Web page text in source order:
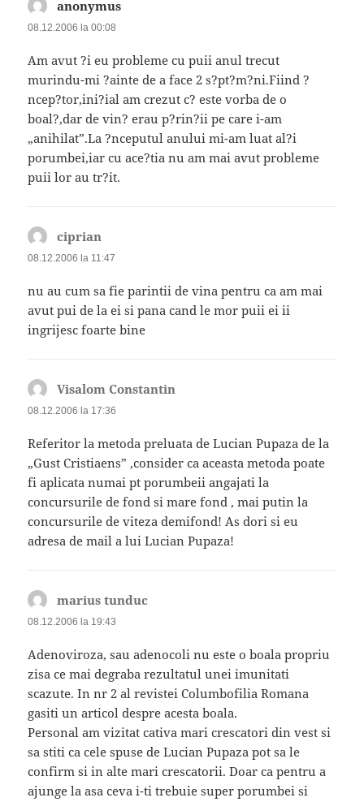
anonymus
08.12.2006 la 00:08
Am avut ?i eu probleme cu puii anul trecut
murindu-mi ?ainte de a face 2 s?pt?m?ni.Fiind ?
ncep?tor,ini?ial am crezut c? este vorba de o
boal?,dar de vin? erau p?rin?ii pe care i-am
„anihilat”.La ?nceputul anului mi-am luat al?i
porumbei,iar cu ace?tia nu am mai avut probleme
puii lor au tr?it.
ciprian
08.12.2006 la 11:47
nu au cum sa fie parintii de vina pentru ca am mai
avut pui de la ei si pana cand le mor puii ei ii
ingrijesc foarte bine
Visalom Constantin
08.12.2006 la 17:36
Referitor la metoda preluata de Lucian Pupaza de la
„Gust Cristiaens” ,consider ca aceasta metoda poate
fi aplicata numai pt porumbeii angajati la
concursurile de fond si mare fond , mai putin la
concursurile de viteza demifond! As dori si eu
adresa de mail a lui Lucian Pupaza!
marius tunduc
08.12.2006 la 19:43
Adenoviroza, sau adenocoli nu este o boala propriu
zisa ce mai degraba rezultatul unei imunitati
scazute. In nr 2 al revistei Columbofilia Romana
gasiti un articol despre acesta boala.
Personal am vizitat cativa mari crescatori din vest si
sa stiti ca cele spuse de Lucian Pupaza pot sa le
confirm si in alte mari crescatorii. Doar ca pentru a
ajunge la asa ceva i-ti trebuie super porumbei si